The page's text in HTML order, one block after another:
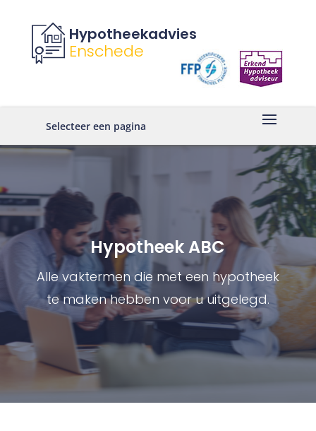
Hypotheekadvies
Enschede
Selecteer een pagina
Hypotheek ABC
Alle vaktermen die met een hypotheek
te maken hebben voor u uitgelegd.